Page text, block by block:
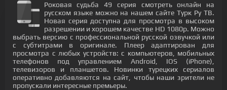
Роковая судьба 49 серия смотреть онлайн на
русском языке можно на нашем сайте Турк Ру ТВ.
Новая серия доступна для просмотра в высоком
разрешении и хорошем качестве HD 1080p. Можно
выбрать версию с профессиональной русской озвучкой или
с субтитрами в оригинале. Плеер адаптирован для
просмотра с любых устройств: с компьютеров, мобильных
телефонов под управлением Android, IOS (iPhone),
телевизоров и планшетов. Новинки турецких сериалов
оперативно добавляются на сайт, чтобы наши зрители не
пропускали интересные премьеры.